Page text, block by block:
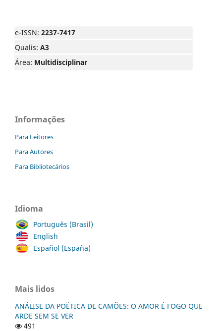
e-ISSN: 2237-7417
Qualis: A3
Área: Multidisciplinar
Informações
Para Leitores
Para Autores
Para Bibliotecários
Idioma
Português (Brasil)
English
Español (España)
Mais lidos
ANÁLISE DA POÉTICA DE CAMÕES: O AMOR É FOGO QUE
ARDE SEM SE VER
491